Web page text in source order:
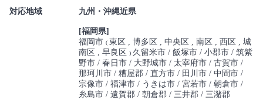
対応地域 九州・沖縄近県
[福岡県]
福岡市( 東区 博多区 中央区 南区 西区
城
南区
早良区) 久留米市 飯塚市 小郡市 筑紫
野市 春日市 大野城市 太宰府市 古賀市
那珂川市 糟屋郡 直方市 田川市 中間市
宗像市 福津市 うきは市 宮若市 朝倉市
糸島市 遠賀郡 朝倉郡 三井郡 三潴郡